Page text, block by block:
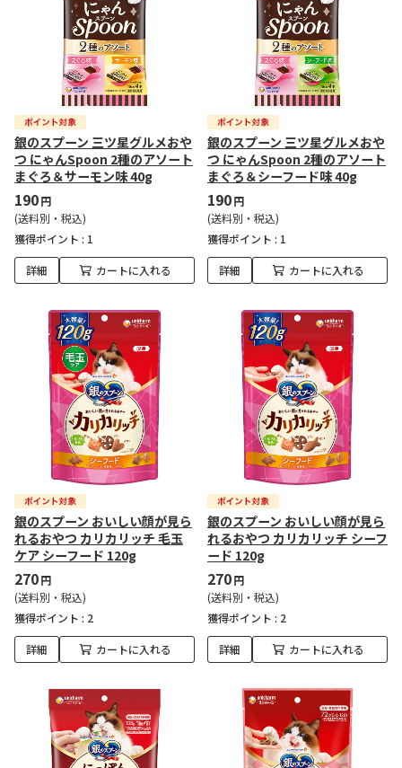
銀のスプーン 三ツ星グルメおや
つ にゃんSpoon 2種のアソート
まぐろ＆サーモン味 40g
190円
(送料別・税込)
獲得ポイント : 1
詳細 カートに入れる
銀のスプーン 三ツ星グルメおや
つ にゃんSpoon 2種のアソート
まぐろ＆シーフード味 40g
190円
(送料別・税込)
獲得ポイント : 1
詳細 カートに入れる
銀のスプーン おいしい顔が見ら
れるおやつ カリカリッチ 毛玉
ケア シーフード 120g
270円
(送料別・税込)
獲得ポイント : 2
詳細 カートに入れる
銀のスプーン おいしい顔が見ら
れるおやつ カリカリッチ シーフ
ード 120g
270円
(送料別・税込)
獲得ポイント : 2
詳細 カートに入れる